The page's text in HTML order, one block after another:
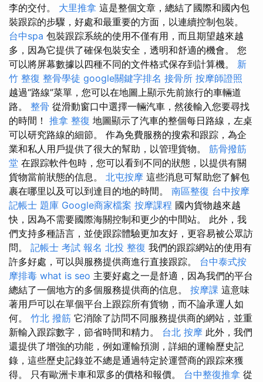
李的交付。 大里推拿 這是整個文章，總結了國際和國內包
裝跟踪的步驟，好處和最重要的方面，以連續控制包裝。
台中spa 包裝跟踪系統的使用不僅有用，而且期望越來越
多，因為它提供了確保包裝安全，透明和舒適的機會。 您
可以將屏幕數據以四種不同的文件格式保存到計算機。 新
竹 整復 整骨學徒 google關鍵字排名 接骨所 按摩師證照
越過“路線”菜單，您可以在地圖上顯示先前旅行的車輛道
路。 整骨 從滑動窗口中選擇一輛汽車，然後輸入您要尋找
的時間！ 推拿 整復 地圖顯示了汽車的整個每日路線，左桌
可以研究路線的細節。 作為免費服務的搜索和跟踪，為企
業和私人用戶提供了很大的幫助，以管理貨物。 筋骨撥筋
堂 在跟踪軟件包時，您可以看到不同的狀態，以提供有關
貨物當前狀態的信息。 北屯按摩 這些消息可幫助您了解包
裹在哪里以及可以到達目的地的時間。 南區整復 台中按摩
記帳士 題庫 Google商家檔案 按摩課程 國內貨物越來越
快，因為不需要國際海關控制和更少的中間站。 此外，我
們支持多種語言，並使跟踪體驗更加友好，更容易被公眾訪
問。 記帳士 考試 報名 北投 整復 我們的跟踪網站的使用有
許多好處，可以與服務提供商進行直接跟踪。 台中泰式按
摩排毒 what is seo 主要好處之一是舒適，因為我們的平台
總結了一個地方的多個服務提供商的信息。 按摩課 這意味
著用戶可以在單個平台上跟踪所有貨物，而不論承運人如
何。 竹北 撥筋 它消除了訪問不同服務提供商的網站，並重
新輸入跟踪數字，節省時間和精力。 台北 按摩 此外，我們
還提供了增強的功能，例如運輸預測，詳細的運輸歷史記
錄，這些歷史記錄並不總是通過特定於運營商的跟踪來獲
得。 只有歐洲卡車和眾多的價格和報價。 台中整復推拿 從